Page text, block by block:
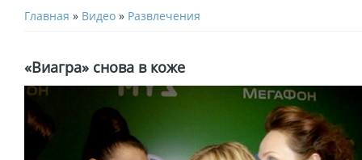
Главная » Видео » Развлечения
«Виагра» снова в коже